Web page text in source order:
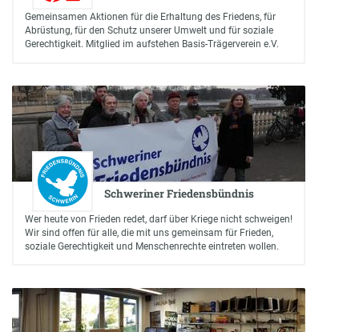
Gemeinsamen Aktionen für die Erhaltung des Friedens, für
Abrüstung, für den Schutz unserer Umwelt und für soziale
Gerechtigkeit. Mitglied im aufstehen Basis-Trägerverein e.V.
Schweriner Friedensbündnis
Wer heute von Frieden redet, darf über Kriege nicht schweigen!
Wir sind offen für alle, die mit uns gemeinsam für Frieden,
soziale Gerechtigkeit und Menschenrechte eintreten wollen.